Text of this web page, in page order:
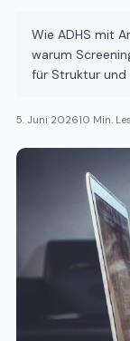
Wie ADHS mit
warum
für Struktur und
5. Juni 202610 Min.